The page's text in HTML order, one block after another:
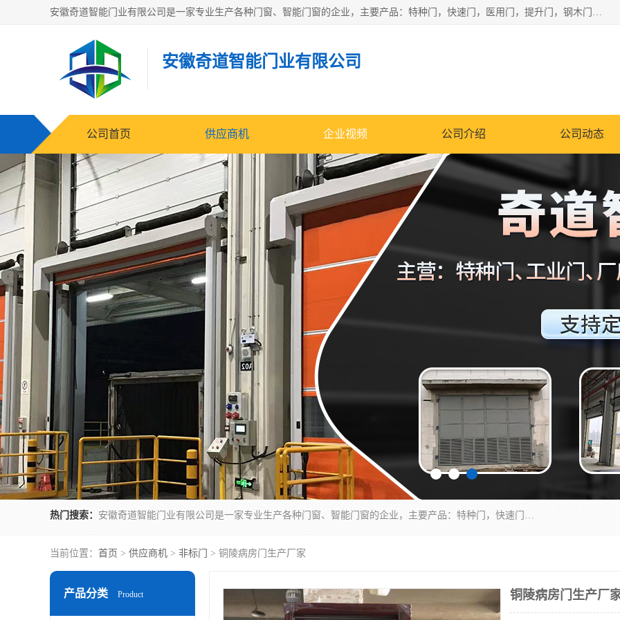
安徽奇道智能门业有限公司是一家专业生产各种门窗、智能门窗的企业，主要产品：特种门，快速门，医用门，提升门，钢木门，智能道闸，钢大门，平移门，卷帘门，保温门，钢制自由门，防火门等，欢迎前来咨询采购。
安徽奇道智能门业有限公司
公司首页 供应商机 企业视频 公司介绍 公司动态
热门搜索： 安徽奇道智能门业有限公司是一家专业生产各种门窗、智能门窗的企业，主要产品：特种门，快速门，医用门，提升门，钢木门，智能道闸，钢大门，平移门，卷帘门，保温门，钢制自由门，防火门等，欢迎前来咨询采购。
当前位置： 首页 > 供应商机 > 非标门 > 铜陵病房门生产厂家
产品分类 Product 铜陵病房门生产厂